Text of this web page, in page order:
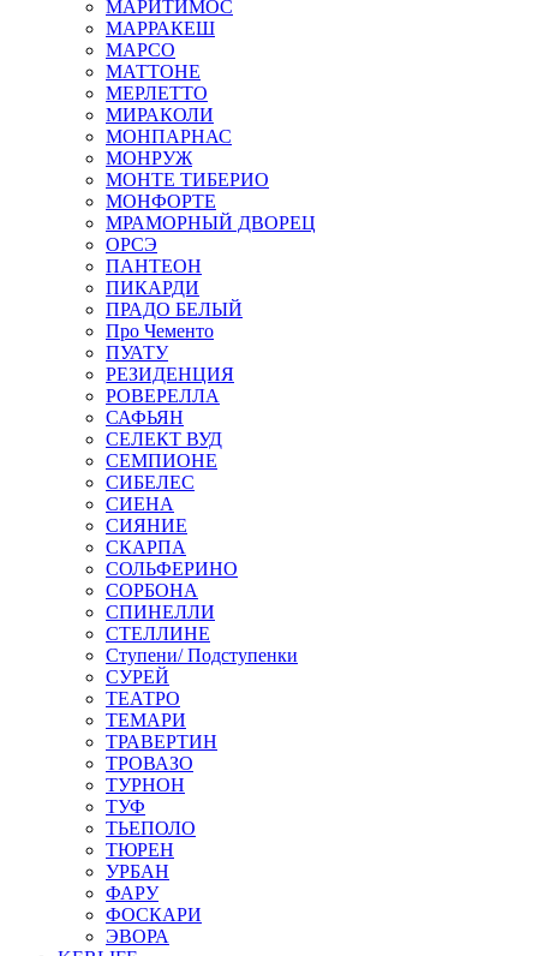
МАРИТИМОС
МАРРАКЕШ
МАРСО
МАТТОНЕ
МЕРЛЕТТО
МИРАКОЛИ
МОНПАРНАС
МОНРУЖ
МОНТЕ ТИБЕРИО
МОНФОРТЕ
МРАМОРНЫЙ ДВОРЕЦ
ОРСЭ
ПАНТЕОН
ПИКАРДИ
ПРАДО БЕЛЫЙ
Про Чементо
ПУАТУ
РЕЗИДЕНЦИЯ
РОВЕРЕЛЛА
САФЬЯН
СЕЛЕКТ ВУД
СЕМПИОНЕ
СИБЕЛЕС
СИЕНА
СИЯНИЕ
СКАРПА
СОЛЬФЕРИНО
СОРБОНА
СПИНЕЛЛИ
СТЕЛЛИНЕ
Ступени/ Подступенки
СУРЕЙ
ТЕАТРО
ТЕМАРИ
ТРАВЕРТИН
ТРОВАЗО
ТУРНОН
ТУФ
ТЬЕПОЛО
ТЮРЕН
УРБАН
ФАРУ
ФОСКАРИ
ЭВОРА